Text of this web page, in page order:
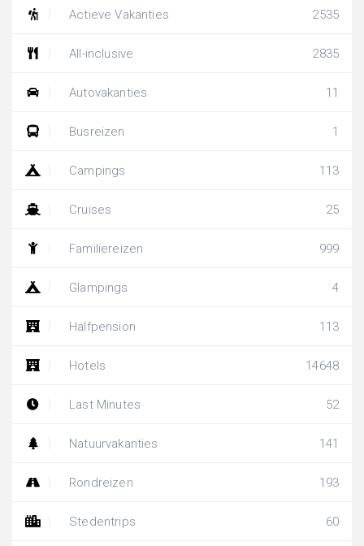
Actieve Vakanties 2535
All-inclusive 2835
Autovakanties 11
Busreizen 1
Campings 113
Cruises 25
Familiereizen 999
Glampings 4
Halfpension 113
Hotels 14648
Last Minutes 52
Natuurvakanties 141
Rondreizen 193
Stedentrips 60